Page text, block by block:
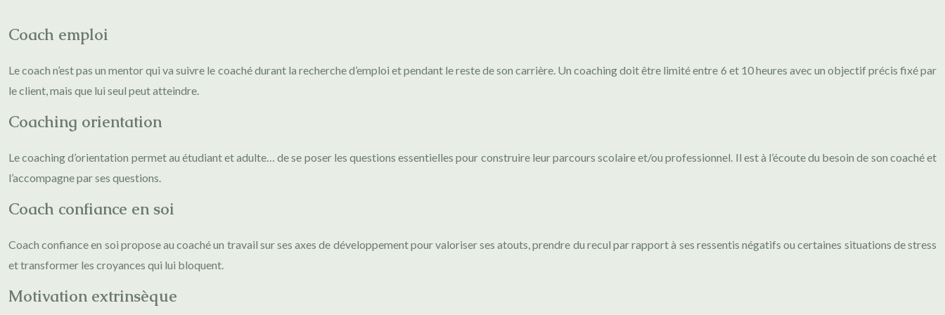
Coach emploi
Le coach n’est pas un mentor qui va suivre le coaché durant la recherche d’emploi et pendant le reste de son carrière. Un coaching doit être limité entre 6 et 10 heures avec un objectif précis fixé par
le client, mais que lui seul peut atteindre.
Coaching orientation
Le coaching d’orientation permet au étudiant et adulte… de se poser les questions essentielles pour construire leur parcours scolaire et/ou professionnel. Il est à l’écoute du besoin de son coaché et
l’accompagne par ses questions.
Coach confiance en soi
Coach confiance en soi propose au coaché un travail sur ses axes de développement pour valoriser ses atouts, prendre du recul par rapport à ses ressentis négatifs ou certaines situations de stress
et transformer les croyances qui lui bloquent.
Motivation extrinsèque